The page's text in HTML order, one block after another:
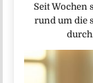
Seit Wochen
rund um die